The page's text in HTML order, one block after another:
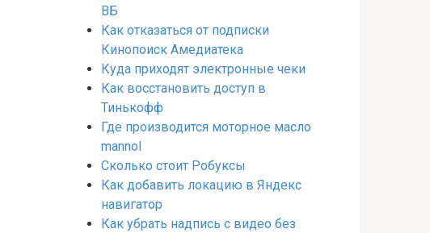
ВБ
Как отказаться от подписки
Кинопоиск Амедиатека
Куда приходят электронные чеки
Как восстановить доступ в
Тинькофф
Где производится моторное масло
mannol
Сколько стоит Робуксы
Как добавить локацию в Яндекс
навигатор
Как убрать надпись с видео без